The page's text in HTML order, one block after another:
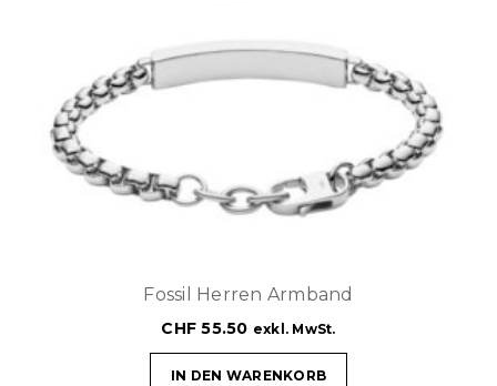
Fossil Herren Armband
CHF 55.50 exkl. MwSt.
IN DEN WARENKORB